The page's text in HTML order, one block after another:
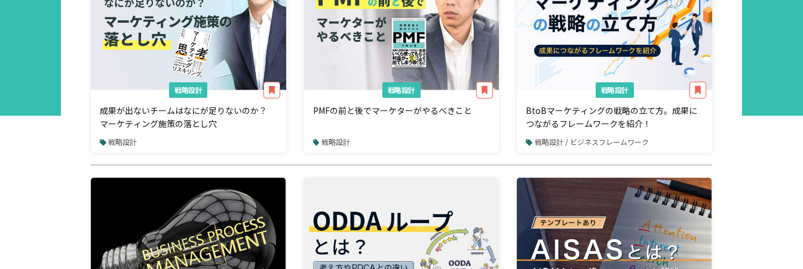
戦略設計
成果が出ないチームはなにが足りないのか？
マーケティング施策の落とし穴
戦略設計
戦略設計
PMFの前と後でマーケターがやるべきこと
戦略設計
戦略設計
BtoBマーケティングの戦略の立て方。成果に
つながるフレームワークを紹介！
戦略設計 / ビジネスフレームワーク